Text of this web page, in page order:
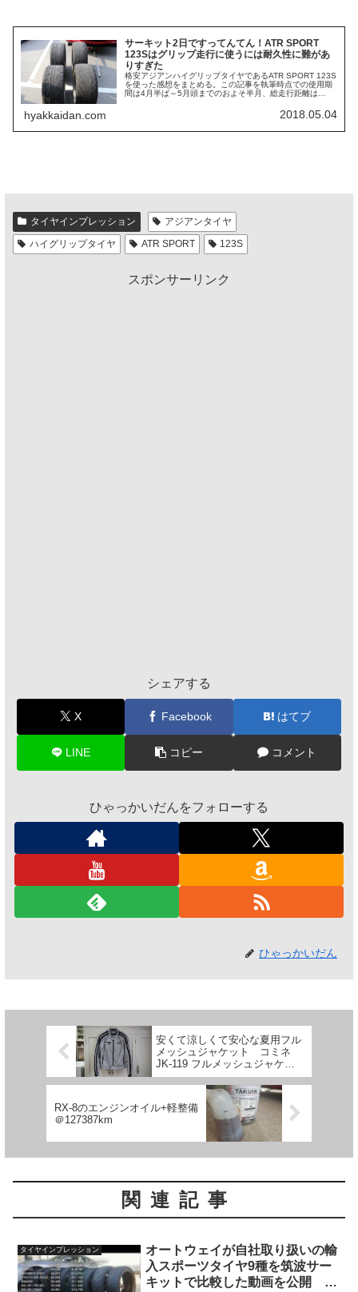
サーキット2日ですってんてん！ATR SPORT
123Sはグリップ走行に使うには耐久性に難があ
りすぎた
格安アジアンハイグリップタイヤであるATR SPORT 123S
を使った感想をまとめる。この記事を執筆時点での使用期
間は4月半ば～5月頭までのおよそ半月、総走行距離は
hyakkaidan.com 2018.05.04
タイヤインプレッション
アジアンタイヤ
ハイグリップタイヤ
ATR SPORT 123S
スポンサーリンク
シェアする
X Facebook はてブ
LINE コピー コメント
ひゃっかいだんをフォローする
ひゃっかいだん
安くて涼しくて安心な夏用フル
メッシュジャケット コミネ
JK-119 フルメッシュジャケッ
ト-シン
RX-8のエンジンオイル+軽整備
＠127387km
関連記事
タイヤインプレッション
オートウェイが自社取り扱いの輸
入スポーツタイヤ9種を筑波サー
キットで比較した動画を公開 コ